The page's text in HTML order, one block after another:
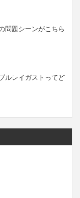
問題シーンがこちら
ルレイガストってど